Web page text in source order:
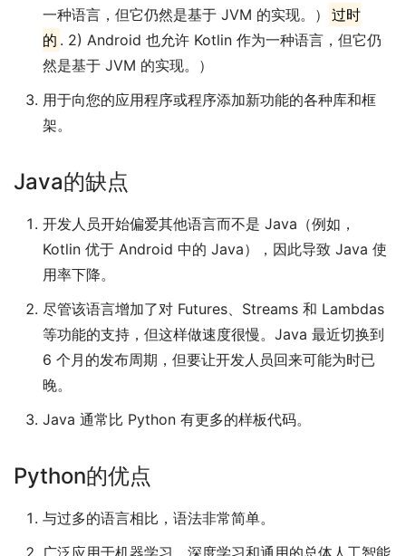
一种语言，但它仍然是基于 JVM 的实现。）
过时
的 . 2) Android 也允许 Kotlin 作为一种语言，但它仍
然是基于 JVM 的实现。）
用于向您的应用程序或程序添加新功能的各种库和框
架。
Java的缺点
开发人员开始偏爱其他语言而不是 Java（例如，
Kotlin 优于 Android 中的 Java），因此导致 Java 使
用率下降。
尽管该语言增加了对 Futures、Streams 和 Lambdas
等功能的支持，但这样做速度很慢。Java 最近切换到
6 个月的发布周期，但要让开发人员回来可能为时已
晚。
Java 通常比 Python 有更多的样板代码。
Python的优点
与过多的语言相比，语法非常简单。